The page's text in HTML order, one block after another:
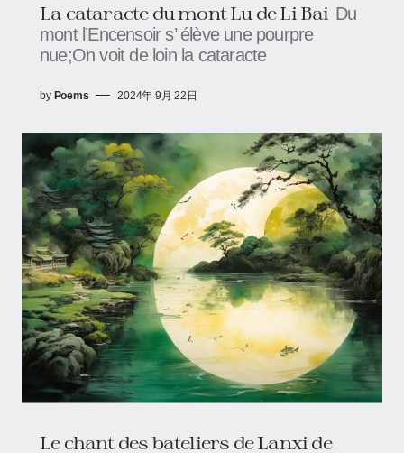
La cataracte du mont Lu de Li Bai Du
mont l’Encensoir s’ élève une pourpre
nue;On voit de loin la cataracte
by Poems 2024年 9月 22日
Le chant des bateliers de Lanxi de